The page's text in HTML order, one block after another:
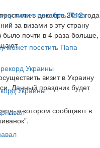
в декабре 2012 года
за визами в эту страну
было почти в 4 раза больше,
может посетить Папа
визит в Украину
Данный праздник будет
Украины
о котором сообщают в